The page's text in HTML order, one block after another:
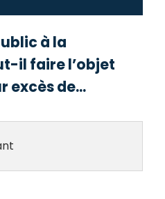
à la
il faire l’objet
excès de...